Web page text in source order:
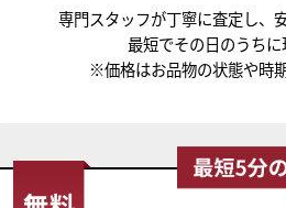
専門スタッフが丁寧に査定し、
最短でその日のうちに
※価格はお品物の状態や時